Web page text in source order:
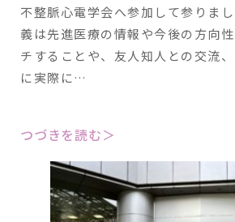
不整脈心電学会へ参加して参りま
義は先進医療の情報や今後の方向
チすることや、友人知人との交流
に実際に…
つづきを読む＞